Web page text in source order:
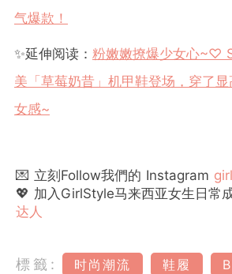
气爆款！
✨延伸阅读： 粉嫩嫩撩爆少女心~♡
美「草莓奶昔」机甲鞋登场，穿了
女感~
💌 立刻Follow我們的 Instagram
💖 加入GirlStyle马来西亚女生日常
达人
標籤: 时尚潮流 鞋履